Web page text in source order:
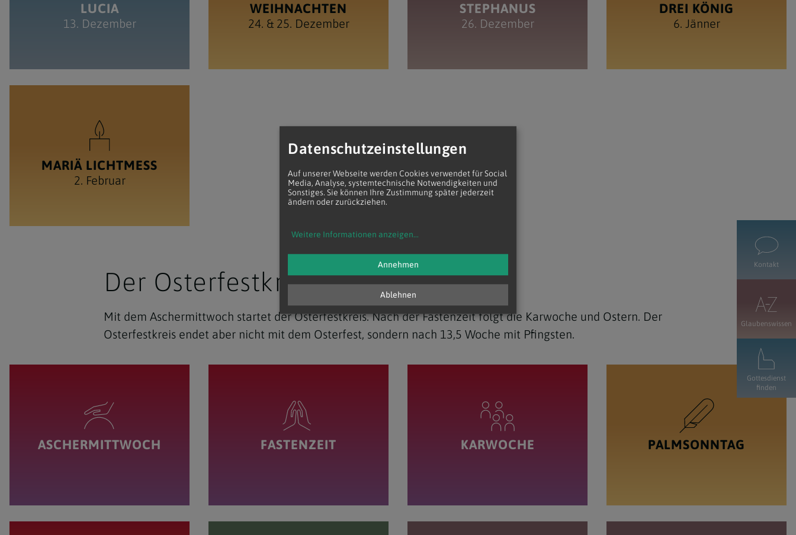
Kontakt
Glaubenswissen
Gottesdienst
finden
LUCIA
13. Dezember
WEIHNACHTEN
24. & 25. Dezember
STEPHANUS
26. Dezember
DREI KÖNIG
6. Jänner
MARIÄ LICHTMESS
2. Februar
Der Osterfestkreis
Mit dem Aschermittwoch startet der Osterfestkreis. Nach der Fastenzeit folgt die Karwoche und Ostern. Der
Osterfestkreis endet aber nicht mit dem Osterfest, sondern nach 13,5 Woche mit Pfingsten.
ASCHERMITTWOCH FASTENZEIT KARWOCHE PALMSONNTAG
Datenschutzeinstellungen
Auf unserer Webseite werden Cookies verwendet für Social
Media, Analyse, systemtechnische Notwendigkeiten und
Sonstiges. Sie können Ihre Zustimmung später jederzeit
ändern oder zurückziehen.
Weitere Informationen anzeigen...
Ablehnen
Annehmen